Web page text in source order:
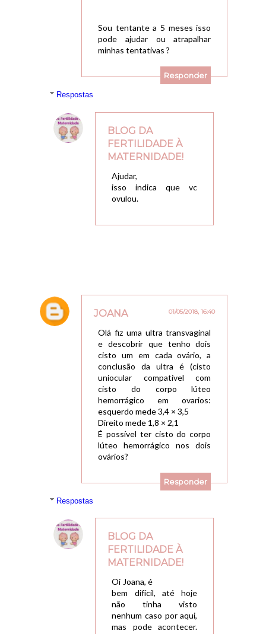
Sou tentante a 5 meses isso
pode ajudar ou atrapalhar
minhas tentativas ?
Responder
Respostas
BLOG DA
FERTILIDADE À
MATERNIDADE!
Ajudar,
isso indica que vc
ovulou.
JOANA 01/05/2018, 16:40
Olá fiz uma ultra transvaginal
e descobrir que tenho dois
cisto um em cada ovário, a
conclusão da ultra é (cisto
uniocular compatível com
cisto do corpo lúteo
hemorrágico em ovarios:
esquerdo mede 3,4 × 3,5
Direito mede 1,8 × 2,1
É possível ter cisto do corpo
lúteo hemorrágico nos dois
ovários?
Responder
Respostas
BLOG DA
FERTILIDADE À
MATERNIDADE!
Oi Joana, é
bem difícil, até hoje
não tinha visto
nenhum caso por aqui,
mas pode acontecer.